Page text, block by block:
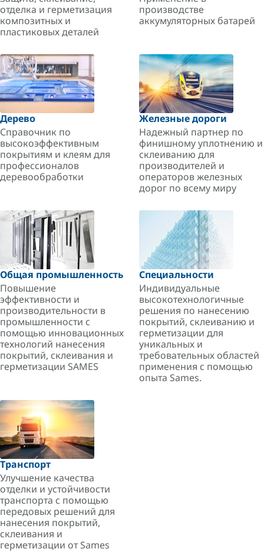
отделка и герметизация
композитных и
пластиковых деталей
производстве
аккумуляторных батарей
Дерево
Справочник по
высокоэффективным
покрытиям и клеям для
профессионалов
деревообработки
Железные дороги
Надежный партнер по
финишному уплотнению и
склеиванию для
производителей и
операторов железных
дорог по всему миру
Общая промышленность
Повышение
эффективности и
производительности в
промышленности с
помощью инновационных
технологий нанесения
покрытий, склеивания и
герметизации SAMES
Специальности
Индивидуальные
высокотехнологичные
решения по нанесению
покрытий, склеиванию и
герметизации для
уникальных и
требовательных областей
применения с помощью
опыта Sames.
Транспорт
Улучшение качества
отделки и устойчивости
транспорта с помощью
передовых решений для
нанесения покрытий,
склеивания и
герметизации от Sames